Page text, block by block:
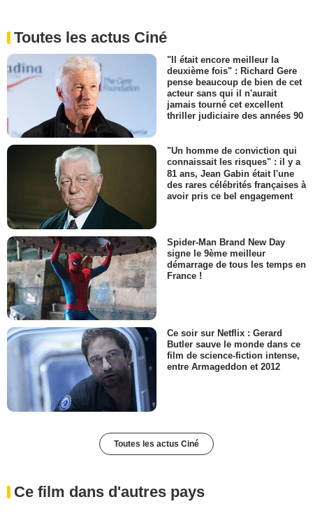
Toutes les actus Ciné
"Il était encore meilleur la
deuxième fois" : Richard Gere
pense beaucoup de bien de cet
acteur sans qui il n'aurait
jamais tourné cet excellent
thriller judiciaire des années 90
"Un homme de conviction qui
connaissait les risques" : il y a
81 ans, Jean Gabin était l'une
des rares célébrités françaises à
avoir pris ce bel engagement
Spider-Man Brand New Day
signe le 9ème meilleur
démarrage de tous les temps en
France !
Ce soir sur Netflix : Gerard
Butler sauve le monde dans ce
film de science-fiction intense,
entre Armageddon et 2012
Toutes les actus Ciné
Ce film dans d'autres pays